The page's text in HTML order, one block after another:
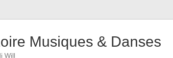
Musiques & Danses
Will